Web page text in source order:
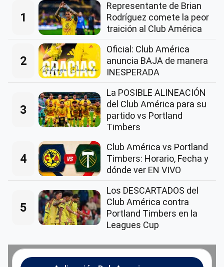
1
Representante de Brian
Rodríguez comete la peor
traición al Club América
2
Oficial: Club América
anuncia BAJA de manera
INESPERADA
3
La POSIBLE ALINEACIÓN
del Club América para su
partido vs Portland
Timbers
4
Club América vs Portland
Timbers: Horario, Fecha y
dónde ver EN VIVO
5
Los DESCARTADOS del
Club América contra
Portland Timbers en la
Leagues Cup